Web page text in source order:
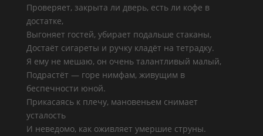
Проверяет, закрыта ли дверь, есть ли кофе в
достатке,
Выгоняет гостей, убирает подальше стаканы,
Достаёт сигареты и ручку кладёт на тетрадку.
Я ему не мешаю, он очень талантливый малый,
Подрастёт — горе нимфам, живущим в
беспечности юной.
Прикасаясь к плечу, мановеньем снимает
усталость
И неведомо, как оживляет умершие струны.